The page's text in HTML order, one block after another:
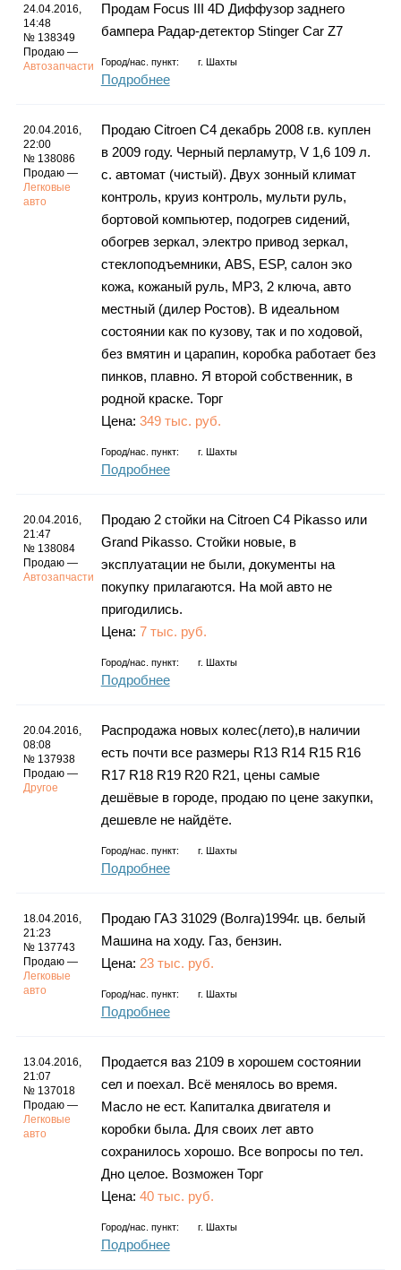
24.04.2016,
14:48
№ 138349
Продаю —
Автозапчасти
Продам Focus III 4D Диффузор заднего
бампера Радар-детектор Stinger Car Z7
Город/нас. пункт: г. Шахты
Подробнее
20.04.2016,
22:00
№ 138086
Продаю —
Легковые
авто
Продаю Citroen C4 декабрь 2008 г.в. куплен
в 2009 году. Черный перламутр, V 1,6 109 л.
с. автомат (чистый). Двух зонный климат
контроль, круиз контроль, мульти руль,
бортовой компьютер, подогрев сидений,
обогрев зеркал, электро привод зеркал,
стеклоподъемники, ABS, ESP, салон эко
кожа, кожаный руль, MP3, 2 ключа, авто
местный (дилер Ростов). В идеальном
состоянии как по кузову, так и по ходовой,
без вмятин и царапин, коробка работает без
пинков, плавно. Я второй собственник, в
родной краске. Торг
Цена: 349 тыс. руб.
Город/нас. пункт: г. Шахты
Подробнее
20.04.2016,
21:47
№ 138084
Продаю —
Автозапчасти
Продаю 2 стойки на Citroen C4 Pikasso или
Grand Pikasso. Стойки новые, в
эксплуатации не были, документы на
покупку прилагаются. На мой авто не
пригодились.
Цена: 7 тыс. руб.
Город/нас. пункт: г. Шахты
Подробнее
20.04.2016,
08:08
№ 137938
Продаю —
Другое
Распродажа новых колес(лето),в наличии
есть почти все размеры R13 R14 R15 R16
R17 R18 R19 R20 R21, цены самые
дешёвые в городе, продаю по цене закупки,
дешевле не найдёте.
Город/нас. пункт: г. Шахты
Подробнее
18.04.2016,
21:23
№ 137743
Продаю —
Легковые
авто
Продаю ГАЗ 31029 (Волга)1994г. цв. белый
Машина на ходу. Газ, бензин.
Цена: 23 тыс. руб.
Город/нас. пункт: г. Шахты
Подробнее
13.04.2016,
21:07
№ 137018
Продаю —
Легковые
авто
Продается ваз 2109 в хорошем состоянии
сел и поехал. Всё менялось во время.
Масло не ест. Капиталка двигателя и
коробки была. Для своих лет авто
сохранилось хорошо. Все вопросы по тел.
Дно целое. Возможен Торг
Цена: 40 тыс. руб.
Город/нас. пункт: г. Шахты
Подробнее